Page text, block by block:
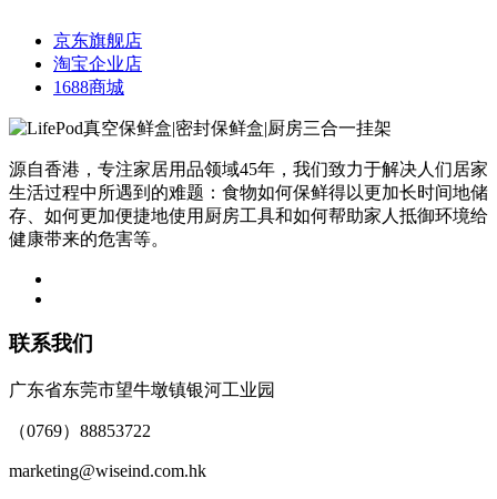
京东旗舰店
淘宝企业店
1688商城
源自香港，专注家居用品领域45年，我们致力于解决人们居家
生活过程中所遇到的难题：食物如何保鲜得以更加长时间地储
存、如何更加便捷地使用厨房工具和如何帮助家人抵御环境给
健康带来的危害等。
联系我们
广东省东莞市望牛墩镇银河工业园
（0769）88853722
marketing@wiseind.com.hk